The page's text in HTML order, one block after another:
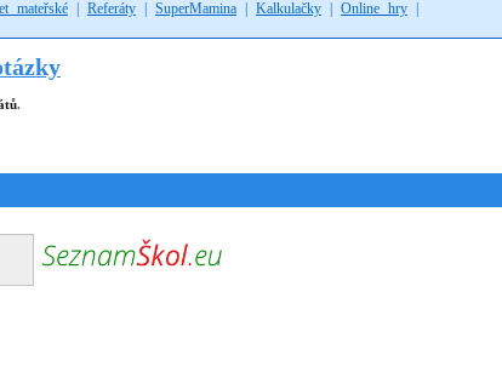
mateřské Referáty SuperMamina Kalkulačky Online hry
.